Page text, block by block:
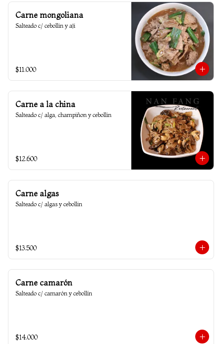
Carne mongoliana
Salteado c/ cebollin y aji
$11.000
Carne a la china
Salteado c/ alga, champiñon y cebollin
$12.600
Carne algas
Salteado c/ algas y cebollin
$13.500
Carne camarón
Salteado c/ camarón y cebollín
$14.000